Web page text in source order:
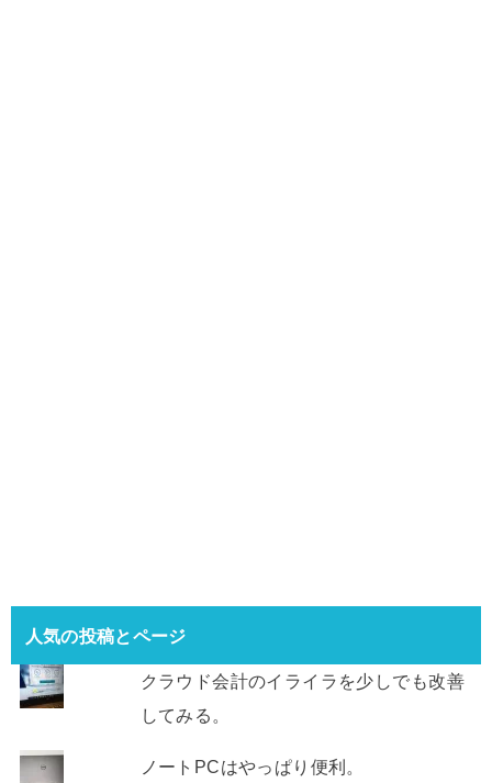
人気の投稿とページ
クラウド会計のイライラを少しでも改善
してみる。
ノートPCはやっぱり便利。